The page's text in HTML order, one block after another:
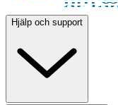
Hjälp och support